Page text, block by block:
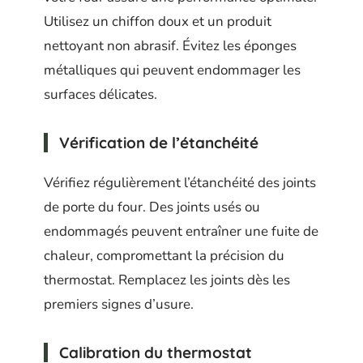
Utilisez un chiffon doux et un produit
nettoyant non abrasif. Évitez les éponges
métalliques qui peuvent endommager les
surfaces délicates.
Vérification de l’étanchéité
Vérifiez régulièrement l’étanchéité des joints
de porte du four. Des joints usés ou
endommagés peuvent entraîner une fuite de
chaleur, compromettant la précision du
thermostat. Remplacez les joints dès les
premiers signes d’usure.
Calibration du thermostat